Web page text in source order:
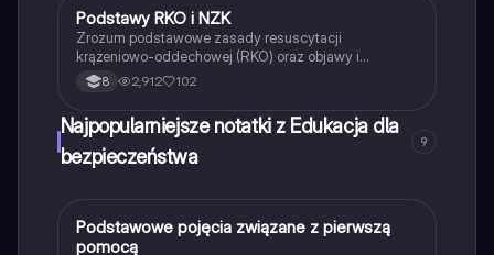
dla studentów medycyny i osób uczących się
pierwszej pomocy.
Edukacja dla bezpieczeństwa
Podstawy RKO i NZK
Zrozum podstawowe zasady resuscytacji
krążeniowo-oddechowej (RKO) oraz objawy i
przyczyny nagłego zatrzymania krążenia (NZK).
Dowiedz się, jak ocenić stan poszkodowanego,
zawiera kluczowe informacje dla ratowników i osób
chcących zdobyć wiedzę na temat pierwszej pomocy.
8 2,912 102
Najpopularniejsze notatki z Edukacja dla
bezpieczeństwa
9
PEdukacja dla bezpieczeństwa
Podstawowe pojęcia związane z pierwszą
pomocą